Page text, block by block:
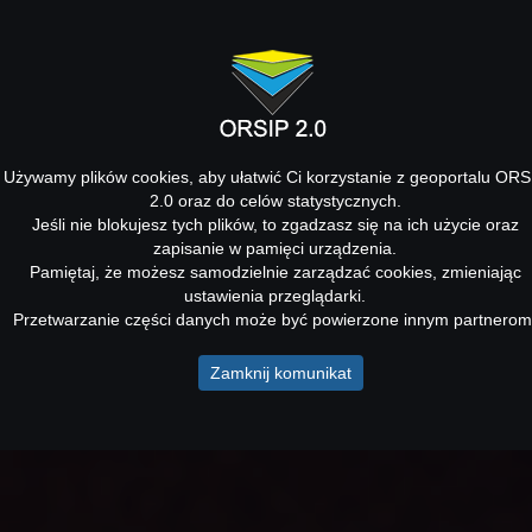
Używamy plików cookies, aby ułatwić Ci korzystanie z geoportalu
2.0 oraz do celów statystycznych.
Jeśli nie blokujesz tych plików, to zgadzasz się na ich użycie oraz
zapisanie w pamięci urządzenia.
Pamiętaj, że możesz samodzielnie zarządzać cookies, zmieniając
ustawienia przeglądarki.
Przetwarzanie części danych może być powierzone innym
Zamknij komunikat